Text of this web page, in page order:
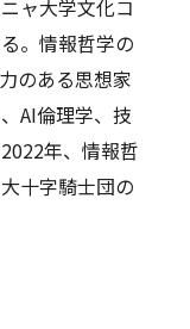
ャ大学文化コ
。情報哲学の
のある思想家
AI倫理学、技
年、情報哲
十字騎士団の